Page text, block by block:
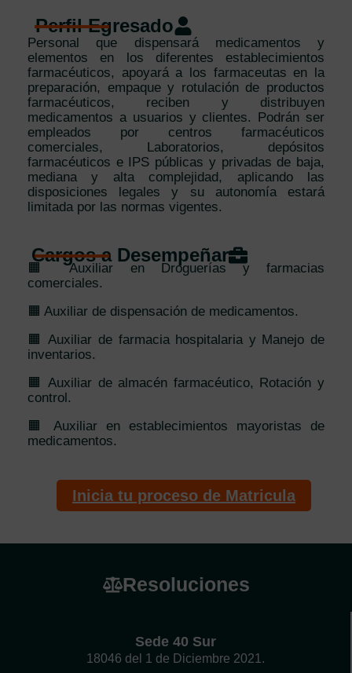
Perfil Egresado
Personal que dispensará medicamentos y
elementos en los diferentes establecimientos
farmacéuticos, apoyará a los farmaceutas en la
preparación, empaque y rotulación de productos
farmacéuticos, reciben y distribuyen
medicamentos a usuarios y clientes. Podrán ser
empleados por centros farmacéuticos
comerciales, Laboratorios, depósitos
farmacéuticos e IPS públicas y privadas de baja,
mediana y alta complejidad, aplicando las
disposiciones legales y su autonomía estará
limitada por las normas vigentes.
Cargos a Desempeñar
🟧 Auxiliar en Droguerías y farmacias
comerciales.
🟧 Auxiliar de dispensación de medicamentos.
🟧 Auxiliar de farmacia hospitalaria y Manejo de
inventarios.
🟧 Auxiliar de almacén farmacéutico, Rotación y
control.
🟧 Auxiliar en establecimientos mayoristas de
medicamentos.
Inicia tu proceso de Matricula
Resoluciones
Sede 40 Sur
18046 del 1 de Diciembre 2021.